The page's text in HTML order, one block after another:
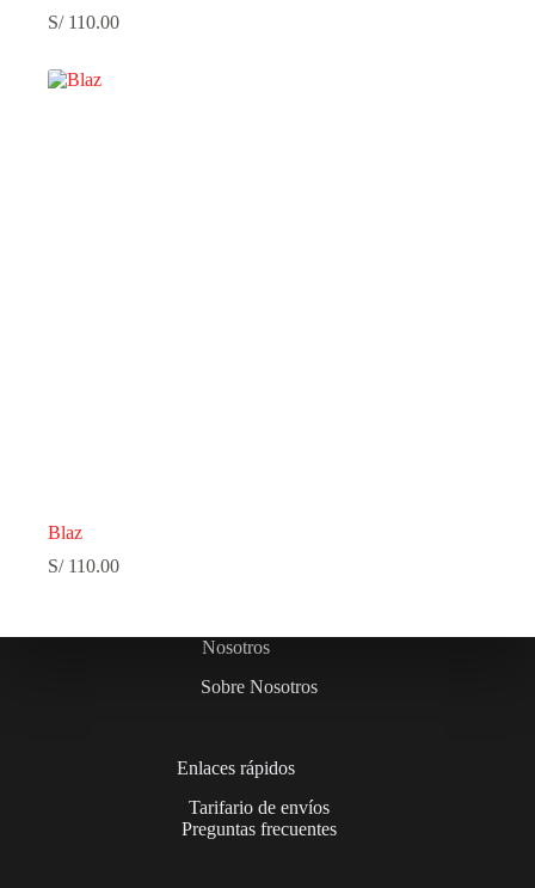
S/110.00
Blaz
S/110.00
Nosotros
Sobre Nosotros
Enlaces rápidos
Tarifario de envíos
Preguntas frecuentes